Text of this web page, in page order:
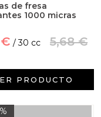
de fresa
1000 micras
€ / 30 cc 5,68 €
PRODUCTO